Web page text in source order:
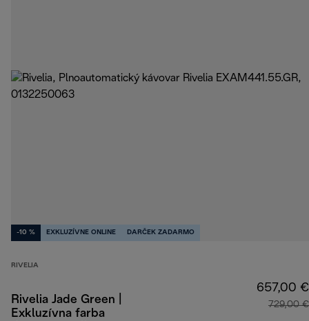
-10 % EXKLUZÍVNE ONLINE DARČEK ZADARMO
RIVELIA
Rivelia Jade Green |
Exkluzívna farba
657,00 €
729,00 €